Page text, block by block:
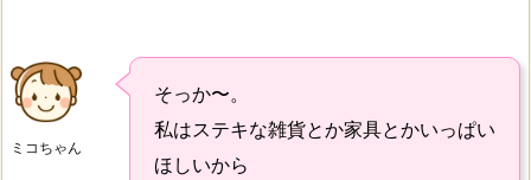
ミコちゃん
そっか〜。
私はステキな雑貨とか家具とかいっぱい
ほしいから